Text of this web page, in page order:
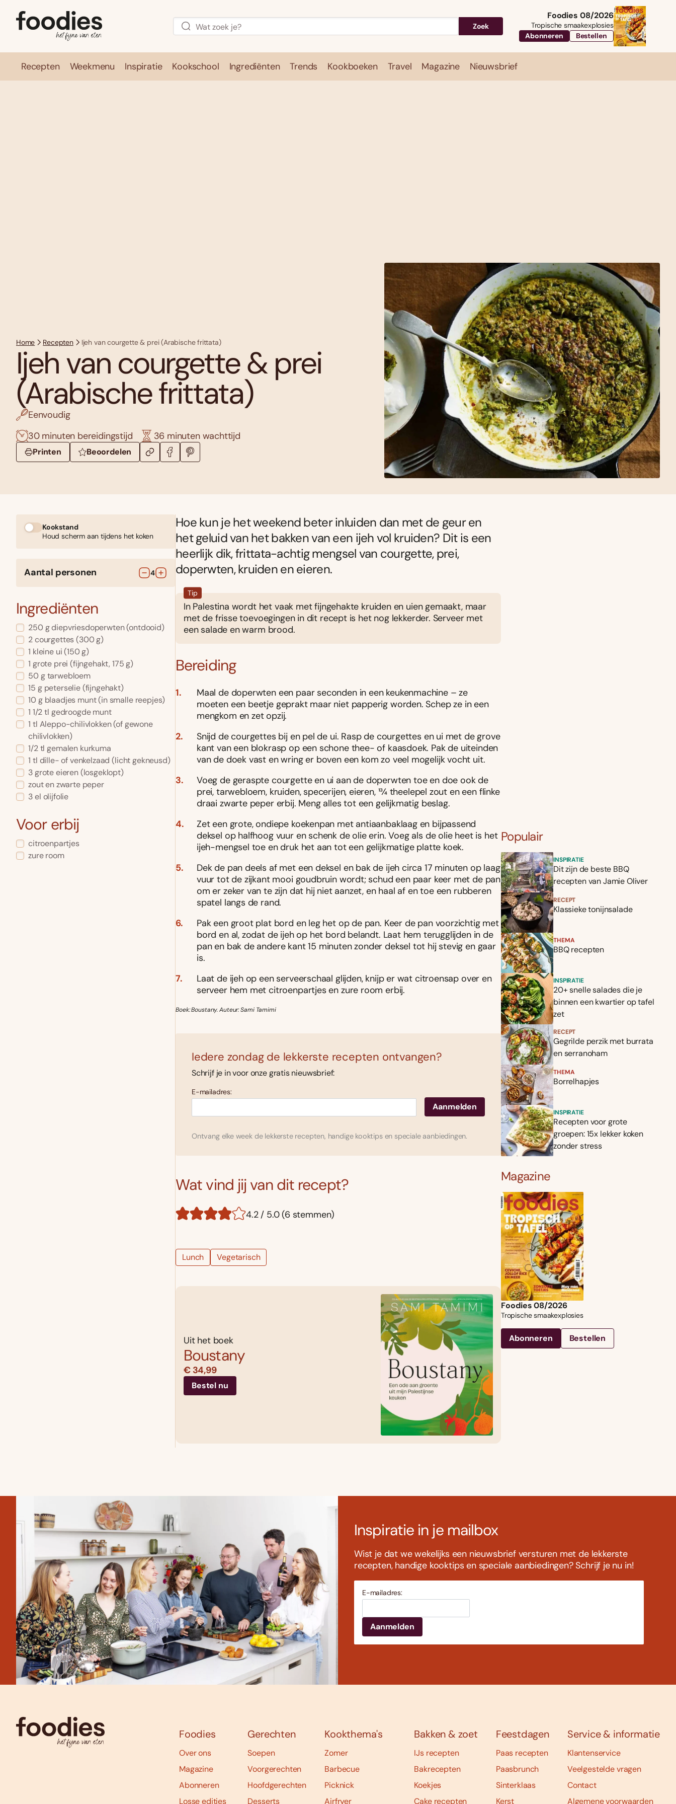
Zoek
Foodies 08/2026
Tropische smaakexplosies
Abonneren
Bestellen
Recepten Weekmenu Inspiratie Kookschool Ingrediënten Trends Kookboeken Travel Magazine Nieuwsbrief
Home Recepten Ijeh van courgette & prei (Arabische frittata)
Ijeh van courgette & prei
(Arabische frittata)
Eenvoudig
30 minuten bereidingstijd
36 minuten wachttijd
Printen Beoordelen
Kookstand
Houd scherm aan tijdens het koken
Aantal personen 4
Ingrediënten
250 gdiepvriesdoperwten(ontdooid)
2courgettes(300 g)
1 kleine ui(150 g)
1 grote prei (fijngehakt, 175 g)
50 g tarwebloem
15 g peterselie(fijngehakt)
10 g blaadjes munt(in smalle reepjes)
1 1/2 tl gedroogde munt
1 tl Aleppo-chilivlokken(of gewone
chilivlokken)
1/2 tl gemalen kurkuma
1 tl dille- of venkelzaad (licht gekneusd)
3grote eieren(losgeklopt)
zout en zwarte peper
3el olijfolie
Voor erbij
citroenpartjes
zure room
Hoe kun je het weekend beter inluiden dan met de geur en
het geluid van het bakken van een ijeh vol kruiden? Dit is een
heerlijk dik, frittata-achtig mengsel van courgette, prei,
doperwten, kruiden en eieren.
Tip
In Palestina wordt het vaak met fijngehakte kruiden en uien gemaakt, maar
met de frisse toevoegingen in dit recept is het nog lekkerder. Serveer met
een salade en warm brood.
Bereiding
Maal de doperwten een paar seconden in een keukenmachine – ze
moeten een beetje geprakt maar niet papperig worden. Schep ze in een
mengkom en zet opzij.
Snijd de courgettes bij en pel de ui. Rasp de courgettes en ui met de grove
kant van een blokrasp op een schone thee- of kaasdoek. Pak de uiteinden
van de doek vast en wring er boven een kom zo veel mogelijk vocht uit.
Voeg de geraspte courgette en ui aan de doperwten toe en doe ook de
prei, tarwebloem, kruiden, specerijen, eieren, 13⁄4 theelepel zout en een flinke
draai zwarte peper erbij. Meng alles tot een gelijkmatig beslag.
Zet een grote, ondiepe koekenpan met antiaanbaklaag en bijpassend
deksel op halfhoog vuur en schenk de olie erin. Voeg als de olie heet is het
ijeh-mengsel toe en druk het aan tot een gelijkmatige platte koek.
Dek de pan deels af met een deksel en bak de ijeh circa 17 minuten op laag
vuur tot de zijkant mooi goudbruin wordt; schud een paar keer met de pan
om er zeker van te zijn dat hij niet aanzet, en haal af en toe een rubberen
spatel langs de rand.
Pak een groot plat bord en leg het op de pan. Keer de pan voorzichtig met
bord en al, zodat de ijeh op het bord belandt. Laat hem terugglijden in de
pan en bak de andere kant 15 minuten zonder deksel tot hij stevig en gaar
is.
Laat de ijeh op een serveerschaal glijden, knijp er wat citroensap over en
serveer hem met citroenpartjes en zure room erbij.
Boek: Boustany. Auteur: Sami Tamimi
Iedere zondag de lekkerste recepten ontvangen?
Schrijf je in voor onze gratis nieuwsbrief:
E-mailadres:
Ontvang elke week de lekkerste recepten, handige kooktips en speciale aanbiedingen.
Wat vind jij van dit recept?
4.2 / 5.0 (6 stemmen)
Lunch Vegetarisch
Uit het boek
Boustany
€ 34,99
Bestel nu
Populair
INSPIRATIE
Dit zijn de beste BBQ
recepten van Jamie Oliver
RECEPT
Klassieke tonijnsalade
THEMA
BBQ recepten
INSPIRATIE
20+ snelle salades die je
binnen een kwartier op tafel
zet
RECEPT
Gegrilde perzik met burrata
en serranoham
THEMA
Borrelhapjes
INSPIRATIE
Recepten voor grote
groepen: 15x lekker koken
zonder stress
Magazine
Foodies 08/2026
Tropische smaakexplosies
Abonneren Bestellen
Inspiratie in je mailbox
Wist je dat we wekelijks een nieuwsbrief versturen met de lekkerste
recepten, handige kooktips en speciale aanbiedingen? Schrijf je nu in!
E-mailadres:
Foodies
Over ons
Magazine
Abonneren
Losse edities
Gerechten
Soepen
Voorgerechten
Hoofdgerechten
Desserts
Kookthema's
Zomer
Barbecue
Picknick
Airfryer
Bakken & zoet
IJs recepten
Bakrecepten
Koekjes
Cake recepten
Feestdagen
Paas recepten
Paasbrunch
Sinterklaas
Kerst
Service & informatie
Klantenservice
Veelgestelde vragen
Contact
Algemene voorwaarden